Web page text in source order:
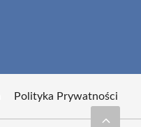
Polityka Prywatności